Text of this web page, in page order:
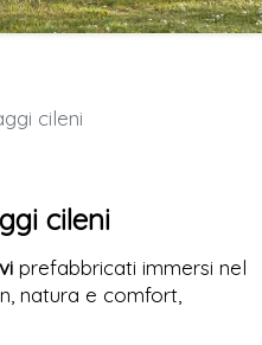
cileni
cileni
prefabbricati immersi nel
natura e comfort,